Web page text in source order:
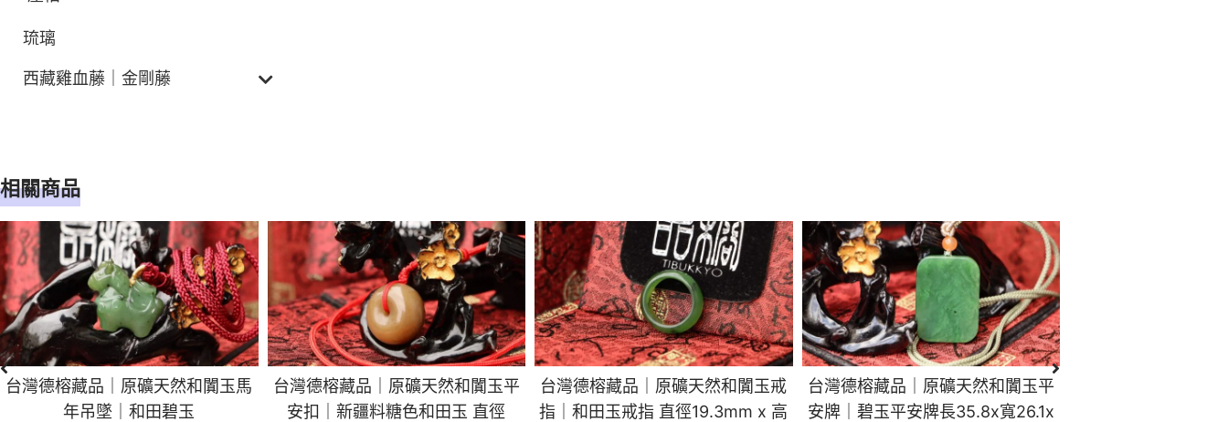
琉璃
西藏雞血藤｜金剛藤
相關商品
台灣德榕藏品｜原礦天然和闐玉馬
年吊墜｜和田碧玉
台灣德榕藏品｜原礦天然和闐玉平
安扣｜新疆料糖色和田玉 直徑
台灣德榕藏品｜原礦天然和闐玉戒
指｜和田玉戒指 直徑19.3mm x 高
台灣德榕藏品｜原礦天然和闐玉平
安牌｜碧玉平安牌長35.8x寬26.1x